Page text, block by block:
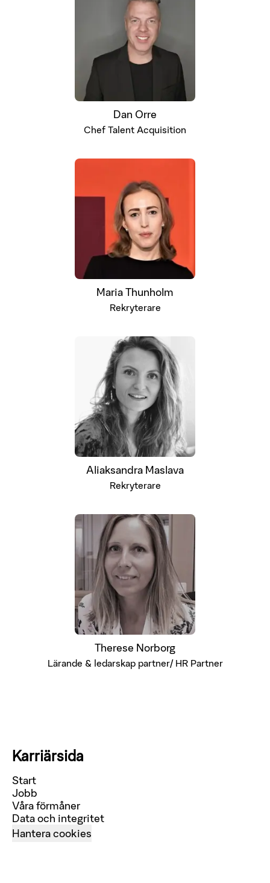
Dan Orre
Chef Talent Acquisition
Maria Thunholm
Rekryterare
Aliaksandra Maslava
Rekryterare
Therese Norborg
Lärande & ledarskap partner/ HR Partner
Karriärsida
Start
Jobb
Våra förmåner
Data och integritet
Hantera cookies